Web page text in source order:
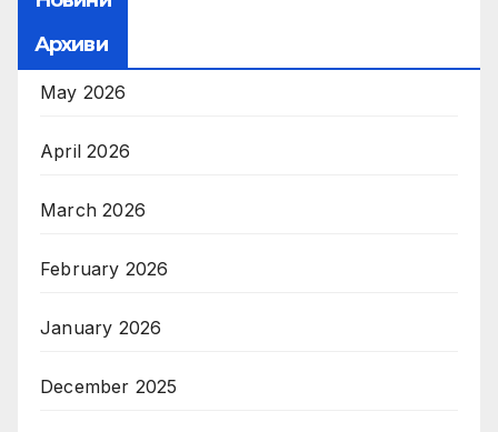
Архиви
May 2026
April 2026
March 2026
February 2026
January 2026
December 2025